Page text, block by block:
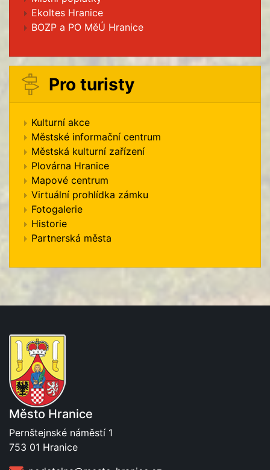
Ekoltes Hranice
BOZP a PO MěÚ Hranice
Pro turisty
Kulturní akce
Městské informační centrum
Městská kulturní zařízení
Plovárna Hranice
Mapové centrum
Virtuální prohlídka zámku
Fotogalerie
Historie
Partnerská města
Město Hranice
Pernštejnské náměstí 1
753 01 Hranice